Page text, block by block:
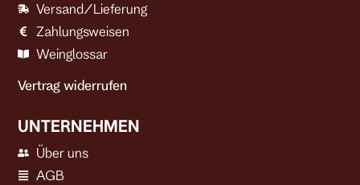
Versand/Lieferung
Zahlungsweisen
Weinglossar
Vertrag widerrufen
UNTERNEHMEN
Über uns
AGB